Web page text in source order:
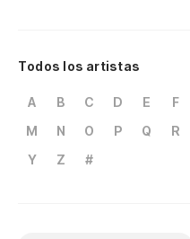
Todos los artistas
A B C D E F
M
N O P Q R
Y
Z #